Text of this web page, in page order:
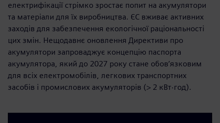
електрифікації стрімко зростає попит на акумулятори
та матеріали для їх виробництва. ЄС вживає активних
заходів для забезпечення екологічної раціональності
цих змін. Нещодавнє оновлення Директиви про
акумулятори запроваджує концепцію паспорта
акумулятора, який до 2027 року стане обов’язковим
для всіх електромобілів, легкових транспортних
засобів і промислових акумуляторів (> 2 кВт·год).